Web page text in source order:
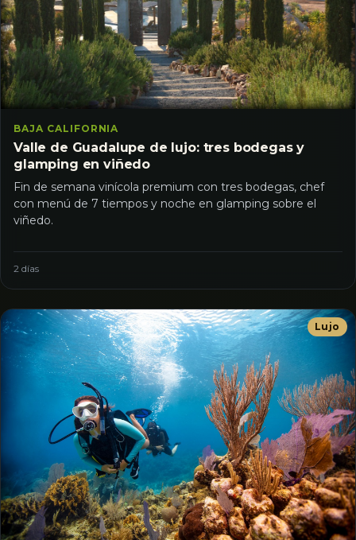
BAJA CALIFORNIA
Valle de Guadalupe de lujo: tres bodegas y
glamping en viñedo
Fin de semana vinícola premium con tres bodegas, chef
con menú de 7 tiempos y noche en glamping sobre el
viñedo.
2 días
Lujo